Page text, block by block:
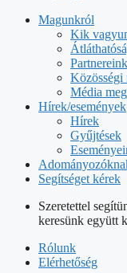
Magunkról
Kik
Partnereink
Közösségi
Média
Hírek/események
Hírek
Gyűjtések
Segítséget kérek
Szeretettel
keresünk együtt
Rólunk
Elérhetőség